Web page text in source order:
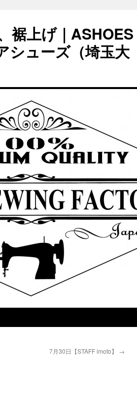
裾上げ｜ASHOES
シューズ（埼玉大
7月30日【STAFF imoto】 →